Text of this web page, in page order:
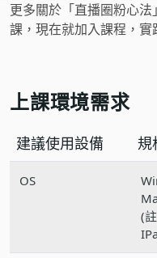
更多關於「直播圈粉心
課，現在就加入課程，實
上課環境需求
建議使用設備 規
OS
(